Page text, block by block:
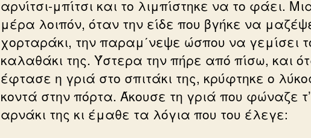
αρνίτσι-μπίτσι και το λιμπίστηκε να το φάει.
μέρα λοιπόν, όταν την είδε που βγήκε να
χορταράκι, την παραμ΄νεψε ώσπου να γεμίσει
καλαθάκι της. Ύστερα την πήρε από πίσω, και
έφτασε η γριά στο σπιτάκι της, κρύφτηκε ο
κοντά στην πόρτα. Άκουσε τη γριά που φώναζε τ’
αρνάκι της κι έμαθε τα λόγια που του έλεγε: